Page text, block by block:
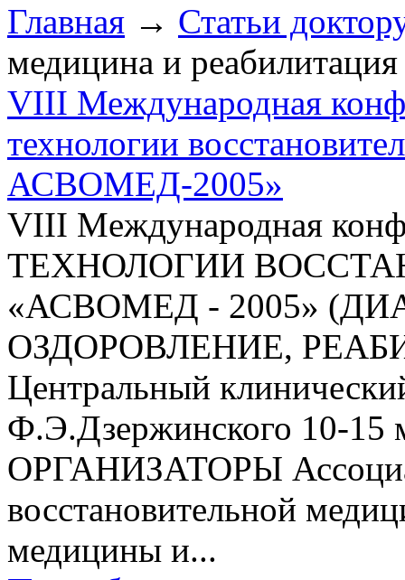
Главная → Статьи
медицина и реабилитация
VIII Международная
технологии
АСВОМЕД-2005»
VIII Mеждународная
ТЕХНОЛОГИИ
«АСВОМЕД - 2005»
ОЗДОРОВЛЕНИЕ,
Центральный
Ф.Э.Дзержинского 10-15
ОРГАНИЗАТОРЫ
восстановительной
медицины и...